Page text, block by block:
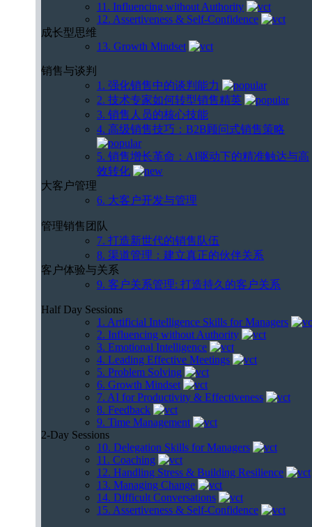
11. Influencing without Authority
12. Assertiveness & Self-Confidence
成长型思维
13. Growth Mindset
销售与谈判
1. 强化销售中的谈判能力
2. 技术专家如何转型销售精英
3. 销售人员的核心技能
4. 高级销售技巧：B2B顾问式销售策略
5. 销售增长革命：AI驱动下的精准触达与高
效转化
大客户管理
6. 大客户开发与管理
管理销售团队
7. 打造新世代的销售队伍
8. 渠道管理：建立真正的伙伴关系
客户体验与关系
9. 客户关系管理: 打造持久的客户关系
Half Day Sessions
1. Artificial Intelligence Skills for Managers
2. Influencing without Authority
3. Emotional Intelligence
4. Leading Effective Meetings
5. Problem Solving
6. Growth Mindset
7. AI for Productivity & Effectiveness
8. Feedback
9. Time Management
2-Day Sessions
10. Delegation Skills for Managers
11. Coaching
12. Handling Stress & Building Resilience
13. Managing Change
14. Difficult Conversations
15. Assertiveness & Self-Confidence